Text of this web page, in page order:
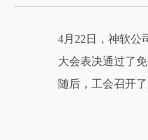
4月 22 日，神软公
大会表决通过了
随后，工会召开